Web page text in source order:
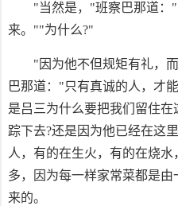
"当然是，"班察巴那道：
来。""为什么?"
"因为他不但规矩有礼，
巴那道："只有真诚的人，才
是吕三为什么要把我们留住
踪下去?还是因为他已经在这
人，有的在生火，有的在烧
多，因为每一样家常菜都是
来的。